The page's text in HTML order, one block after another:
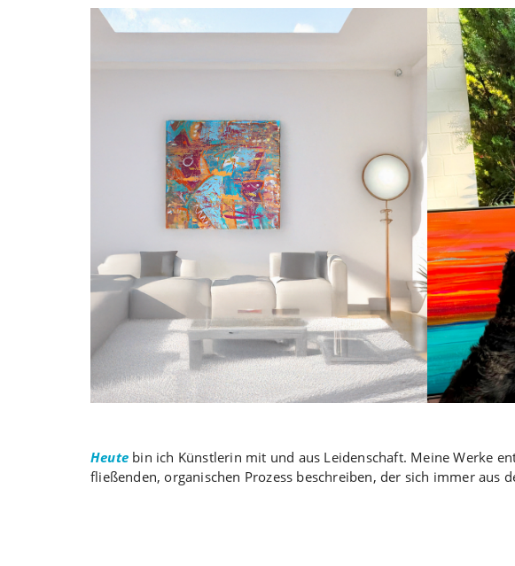
Heute bin ich Künstlerin mit und aus Leidenschaft. Meine Werke
fließenden, organischen Prozess beschreiben, der sich immer aus